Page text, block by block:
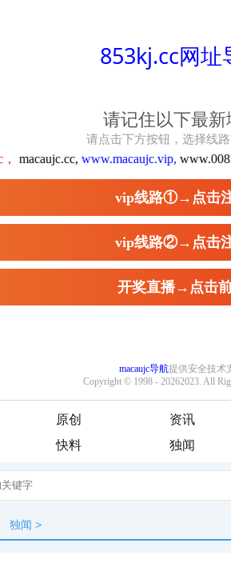
原创 资讯
快料 独闻
独闻 >